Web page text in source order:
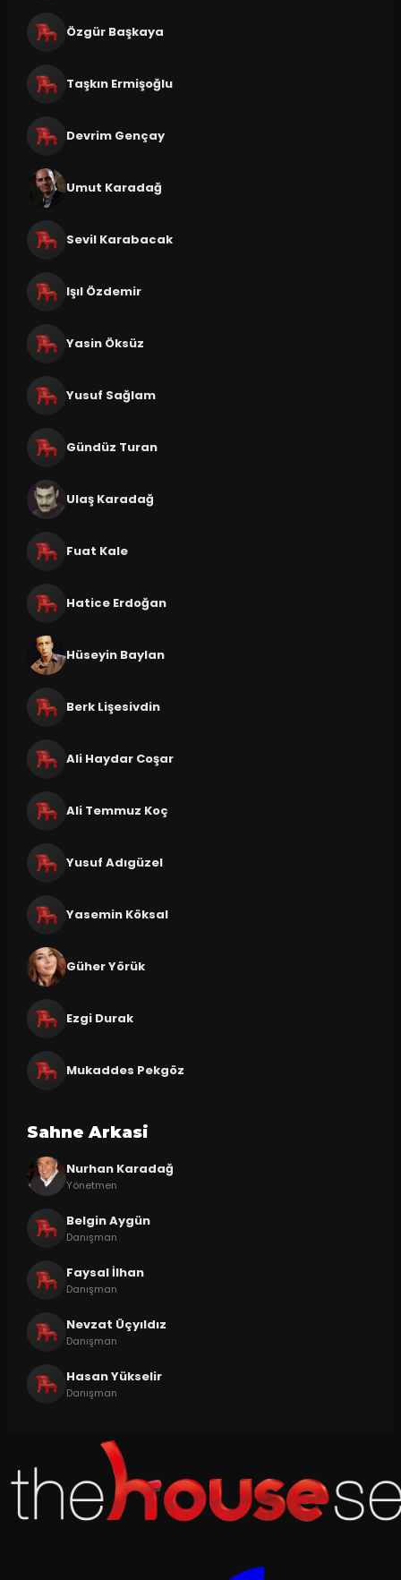
Özgür Başkaya
Taşkın Ermişoğlu
Devrim Gençay
Umut Karadağ
Sevil Karabacak
Işıl Özdemir
Yasin Öksüz
Yusuf Sağlam
Gündüz Turan
Ulaş Karadağ
Fuat Kale
Hatice Erdoğan
Hüseyin Baylan
Berk Lişesivdin
Ali Haydar Coşar
Ali Temmuz Koç
Yusuf Adıgüzel
Yasemin Köksal
Güher Yörük
Ezgi Durak
Mukaddes Pekgöz
Sahne Arkasi
Nurhan Karadağ
Yönetmen
Belgin Aygün
Danışman
Faysal İlhan
Danışman
Nevzat Üçyıldız
Danışman
Hasan Yükselir
Danışman